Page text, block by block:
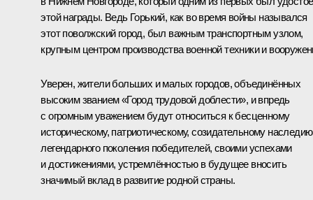
этой награды. Ведь Горький, как во время войны назывался
этот поволжский город, был важным транспортным узлом,
крупным центром производства военной техники и
Уверен, жители больших и малых городов, объединённых
высоким званием «Город трудовой доблести», и впредь
с огромным уважением будут относиться к бесценному
историческому, патриотическому, созидательному наследию
легендарного поколения победителей, своими успехами
и достижениями, устремлённостью в будущее вносить
значимый вклад в развитие родной страны.